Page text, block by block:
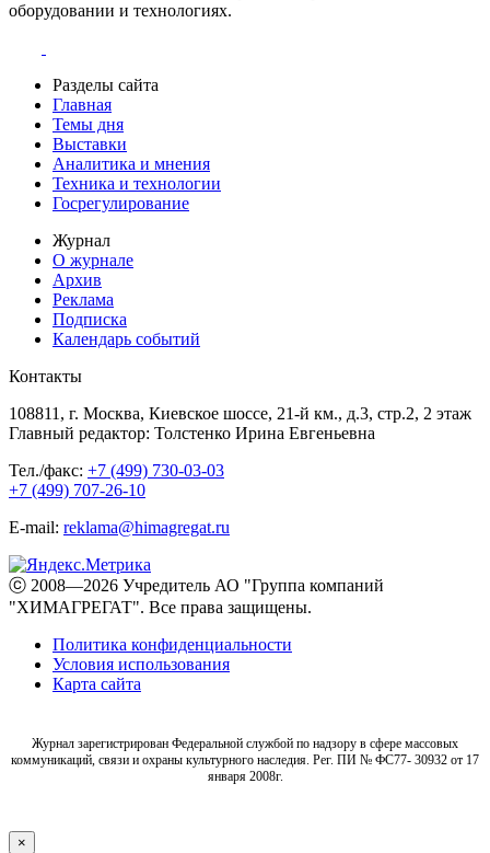
оборудовании и технологиях.
Разделы сайта
Главная
Темы дня
Выставки
Аналитика и мнения
Техника и технологии
Госрегулирование
Журнал
О журнале
Архив
Реклама
Подписка
Календарь событий
Контакты
108811, г. Москва, Киевское шоссе, 21-й км., д.3, стр.2, 2 этаж
Главный редактор: Толстенко Ирина Евгеньевна
Тел./факс: +7 (499) 730-03-03
+7 (499) 707-26-10
E-mail: reklama@himagregat.ru
ⓒ 2008—2026 Учредитель АО "Группа компаний
"ХИМАГРЕГАТ". Все права защищены.
Политика конфиденциальности
Условия использования
Карта сайта
Журнал зарегистрирован Федеральной службой по надзору в сфере массовых
коммуникаций, связи и охраны культурного наследия. Рег. ПИ № ФС77- 30932 от 17
января 2008г.
×